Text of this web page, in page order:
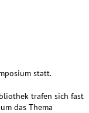
statt.
trafen sich fast
das Thema